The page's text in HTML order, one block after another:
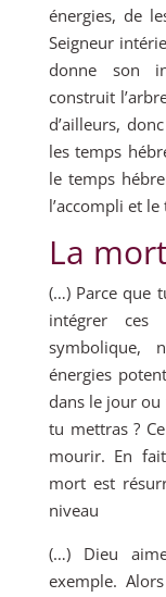
énergies, de
Seigneur
donne son
construit
d’ailleurs,
les temps
le temps
l’accompli et
La
(…) Parce que
intégrer ces
symbolique,
énergies
dans le jour
tu mettras ?
mourir. En
mort est
niveau
(…) Dieu
exemple.